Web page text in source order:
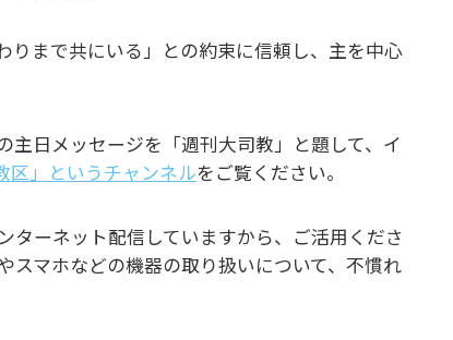
りまで共にいる」との約束に信頼し、主を中心
主日メッセージを「週刊大司教」と題して、イ
」というチャンネルをご覧ください。
ターネット配信していますから、ご活用くださ
スマホなどの機器の取り扱いについて、不慣れ